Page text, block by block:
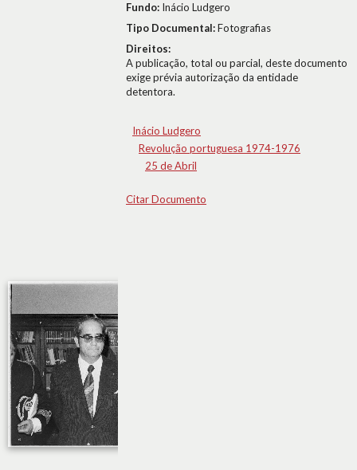
Fundo: Inácio Ludgero
Tipo Documental:Fotografias
Direitos:
A publicação, total ou parcial, deste documento
exige prévia autorização da entidade
detentora.
Inácio Ludgero
Revolução portuguesa 1974-1976
25 de Abril
Citar Documento